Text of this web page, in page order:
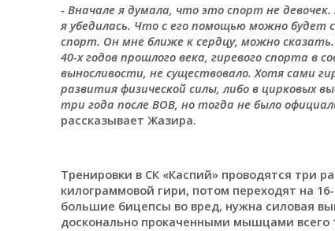
- Вначале я думала, что это спорт не
я убедилась. Что с его помощью можно
спорт. Он мне ближе к сердцу, можно
40-х годов прошлого века, гиревого спорта в
выносливости, не существовало. Хотя сами
развития физической силы, либо в цирковых
три года после ВОВ, но тогда не было
рассказывает Жазира.
Тренировки в СК «Каспий» проводятся три
килограммовой гири, потом переходят на
большие бицепсы во вред, нужна силовая
досконально прокаченными мышцами всего